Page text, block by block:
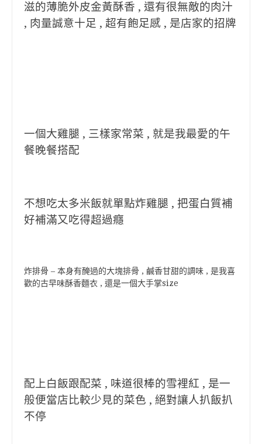
滋的薄脆外皮金黃酥香 , 還有很無敵的肉汁
, 肉量誠意十足 , 超有飽足感 , 是店家的招牌
一個大雞腿 , 三樣家常菜 , 就是我最愛的午
餐晚餐搭配
不想吃太多米飯就單點炸雞腿 , 把蛋白質補
好補滿又吃得超過癮
炸排骨 – 本身有醃過的大塊排骨 , 鹹香甘甜的調味 , 是我喜
歡的古早味酥香麵衣 , 還是一個大手掌size
配上白飯跟配菜 , 味道很棒的雪裡紅 , 是一
般便當店比較少見的菜色 , 絕對讓人扒飯扒
不停